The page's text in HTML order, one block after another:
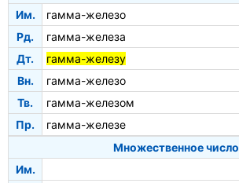
Им.
гамма-железо
Рд.
гамма-железа
Дт.
гамма-железу
Вн.
гамма-железо
Тв.
гамма-железом
Пр.
гамма-железе
Множественное число
Им.